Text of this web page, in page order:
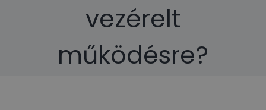
vezérelt
működésre?